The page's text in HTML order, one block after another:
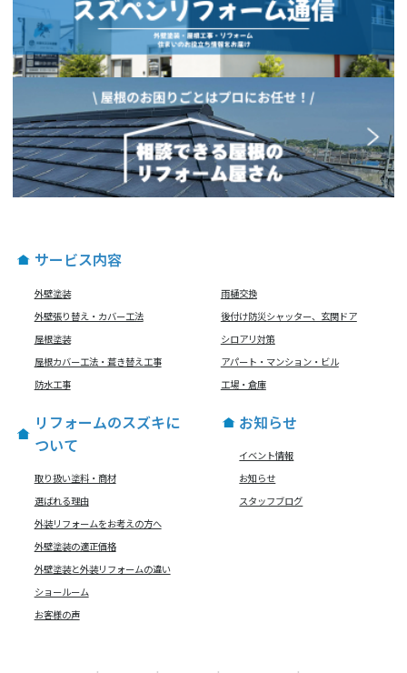
サービス内容
外壁塗装
外壁張り替え・カバー工法
屋根塗装
屋根カバー工法・葺き替え工事
防水工事
雨樋交換
後付け防災シャッター、玄関ドア
シロアリ対策
アパート・マンション・ビル
工場・倉庫
リフォームのスズキに
ついて
取り扱い塗料・商材
選ばれる理由
外装リフォームをお考えの方へ
外壁塗装の適正価格
外壁塗装と外装リフォームの違い
ショールーム
お客様の声
お知らせ
イベント情報
お知らせ
スタッフブログ